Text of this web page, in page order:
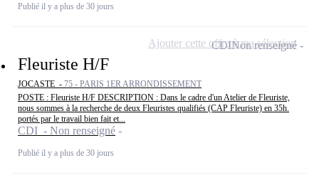
Publié il y a plus de 30 jours
Fleuriste H/F
JOCASTE - 75 - PARIS 1ER ARRONDISSEMENT
POSTE : Fleuriste H/F DESCRIPTION : Dans le cadre d'un Atelier de Fleuriste,
nous sommes à la recherche de deux Fleuristes qualifiés (CAP Fleuriste) en 35h.
portés par le travail bien fait et...
CDI - Non renseigné
Publié il y a plus de 30 jours
CDINon renseigné
Ajouter cette offre à ma sélection